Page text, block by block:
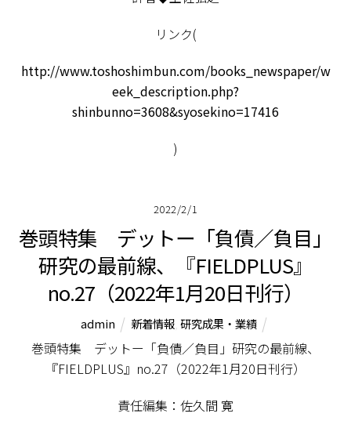
リンク(
http://www.toshoshimbun.com/books_newspaper/w
eek_description.php?
shinbunno=3608&syosekino=17416
)
2022/2/1
巻頭特集 デットー「負債／負目」
研究の最前線、『FIELDPLUS』
no.27（2022年1月20日刊行）
admin 新着情報 研究成果・業績
巻頭特集 デットー「負債／負目」研究の最前線、
『FIELDPLUS』no.27（2022年1月20日刊行）
責任編集：佐久間 寛